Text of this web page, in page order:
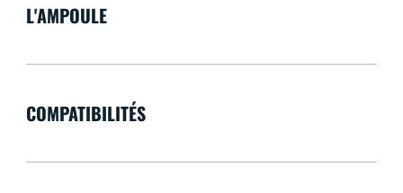
L'AMPOULE
COMPATIBILITÉS